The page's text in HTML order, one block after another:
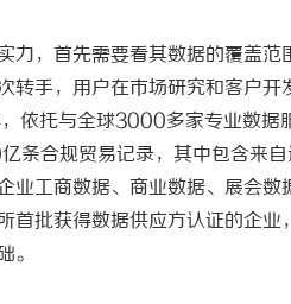
力，首先需要看其数据的覆盖
转手，用户在市场研究和客户开
依托与全球3000多家专业数据
条合规贸易记录，其中包含来
业工商数据、商业数据、展会
首批获得数据供应方认证的企
。